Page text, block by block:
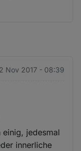
Nov 2017 - 08:39
einig, jedesmal
innerliche